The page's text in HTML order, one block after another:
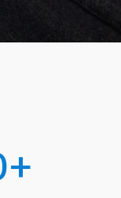
+